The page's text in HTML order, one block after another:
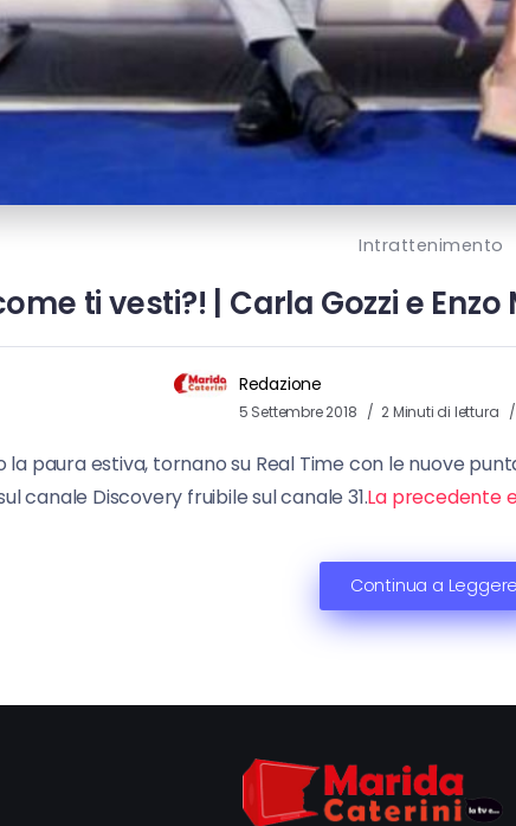
Intrattenimento
ti vesti?! | Carla Gozzi e
Redazione
5 Settembre 2018 2 Minuti di lettura
la paura estiva, tornano su Real Time con le nuove
canale Discovery fruibile sul canale 31.La precedente
Continua a Leggere